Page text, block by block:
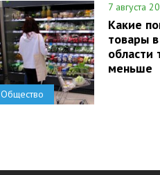
Общество
7 августа
Какие
товары
области
меньше